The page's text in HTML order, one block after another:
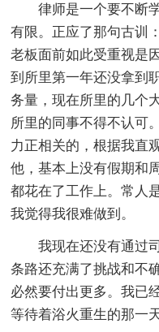
律师是一个要不断学
有限。正应了那句古训
老板面前如此受重视是
到所里第一年还没拿到
务量，现在所里的几个
所里的同事不得不认可
力正相关的，根据我直
他，基本上没有假期和
都花在了工作上。常人
我觉得我很难做到。
我现在还没有通过司
条路还充满了挑战和不
必然要付出更多。我已
等待着浴火重生的那一